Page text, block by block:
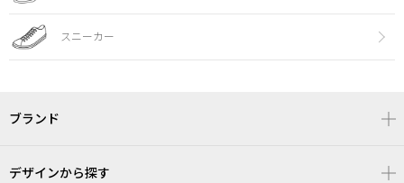
スニーカー
ブランド
デザインから探す